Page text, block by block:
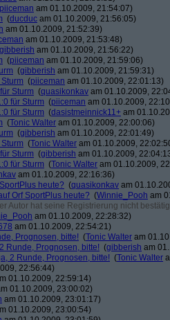
piiceman am 01.10.2009, 21:54:07)
(ducduc am 01.10.2009, 21:56:05)
am 01.10.2009, 21:52:39)
am 01.10.2009, 21:53:48)
gibberish am 01.10.2009, 21:56:22)
(piiceman am 01.10.2009, 21:59:06)
(gibberish am 01.10.2009, 21:59:31)
(piiceman am 01.10.2009, 22:01:13)
Sturm (quasikonkav am 01.10.2009,
für Sturm (piiceman am 01.10.2009,
für Sturm (dasistmeinnick11+ am
(Tonic Walter am 01.10.2009, 22:00:06)
(gibberish am 01.10.2009, 22:01:49)
(Tonic Walter am 01.10.2009,
Sturm (gibberish am 01.10.2009,
für Sturm (Tonic Walter am 01.10.2009,
am 01.10.2009, 22:16:36)
heute? (quasikonkav am
Orf SportPlus heute? (Winnie_Pooh am
Autor hat seine Registrierung nicht
am 01.10.2009, 22:28:32)
am 01.10.2009, 22:54:21)
Prognosen, bitte! (Tonic Walter am
Runde, Prognosen, bitte! (gibberish am
2 Runde, Prognosen, bitte! (Tonic Walter
22:56:44)
01.10.2009, 22:59:14)
01.10.2009, 23:00:02)
am 01.10.2009, 23:01:17)
01.10.2009, 23:00:54)